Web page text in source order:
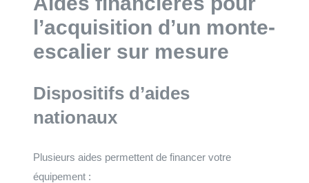
l’acquisition d’un monte-
escalier sur mesure
Dispositifs d’aides
nationaux
Plusieurs aides permettent de financer votre
équipement :